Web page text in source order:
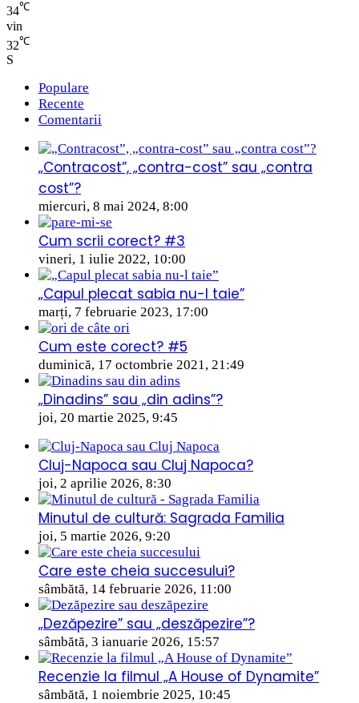
34℃
vin
32℃
S
Populare
Recente
Comentarii
„Contracost”, „contra-cost” sau „contra
cost”?
miercuri, 8 mai 2024, 8:00
Cum scrii corect? #3
vineri, 1 iulie 2022, 10:00
„Capul plecat sabia nu-l taie”
marți, 7 februarie 2023, 17:00
Cum este corect? #5
duminică, 17 octombrie 2021, 21:49
„Dinadins” sau „din adins”?
joi, 20 martie 2025, 9:45
Cluj-Napoca sau Cluj Napoca?
joi, 2 aprilie 2026, 8:30
Minutul de cultură: Sagrada Familia
joi, 5 martie 2026, 9:20
Care este cheia succesului?
sâmbătă, 14 februarie 2026, 11:00
„Dezăpezire” sau „deszăpezire”?
sâmbătă, 3 ianuarie 2026, 15:57
Recenzie la filmul „A House of Dynamite”
sâmbătă, 1 noiembrie 2025, 10:45